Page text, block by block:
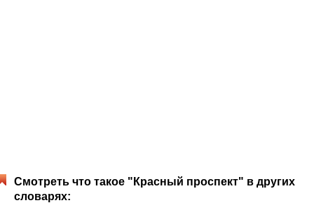
Смотреть что такое "Красный проспект" в других
словарях: